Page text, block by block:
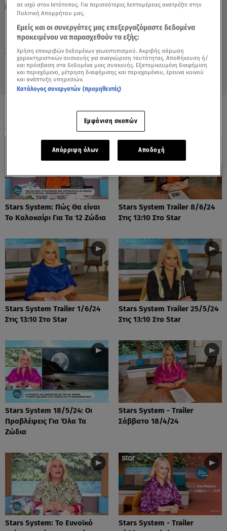
Κυριακή 9 Αυγούστου 2026
14.12.21, 12:05 ΖΩΔΙΑ
BREAKFAST@STAR
ΗΜΕΡΗΣΙΕΣ ΠΡΟΒΛΕΨΕΙΣ
ΟΛΑ ΤΑ ΒΙΝΤΕΟ
Stars System: Πώς Θα είναι
Το Καλοκαίρι Για Τα 12 Ζώδια
Stars System Trailer 8/6/24
Στις 13:10 Στο Star
Stars System Trailer 1/6/24
Στις 13:10 Στο Star
Stars System Trailer 25/5/24
Στις 13:10 Στο Star
Stars System 18/5/24: Οι
Προβλέψεις Για Όλα Τα
Ζώδια
Stars System - Trailer
Σάββατο 18/4/24
Stars System: Το Ευνοϊκό
Stars System - Trailer
σε ισχύ στον Ιστότοπος. Για περισσότερες λεπτομέρειες ανατρέξτε στην
Πολιτική Απορρήτου μας.
Εμείς και οι συνεργάτες μας επεξεργαζόμαστε δεδομένα
προκειμένου να παρασχεθούν τα εξής:
Χρήση επακριβών δεδομένων γεωεντοπισμού. Ακριβής σάρωση
χαρακτηριστικών συσκευής για αναγνώριση ταυτότητας. Αποθήκευση ή/
και πρόσβαση στα δεδομένα μιας συσκευής. Εξατομικευμένη διαφήμιση
και περιεχόμενο, μέτρηση διαφήμισης και περιεχομένου, έρευνα κοινού
και ανάπτυξη υπηρεσιών.
Κατάλογος συνεργατών (προμηθευτές)
Εμφάνιση σκοπών
Απόρριψη όλων Αποδοχή